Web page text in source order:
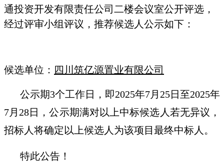
通投资开发有限责任公司二楼会议室公开评选，
经过评审小组评议，推荐候选人公示如下：
候选单位： 四川筑亿源置业有限公司
公示期3个工作日，即2025年7月25日至2025年
7月28日，公示期满对以上中标候选人若无异议，
招标人将确定以上候选人为该项目最终中标人。
特此公告！